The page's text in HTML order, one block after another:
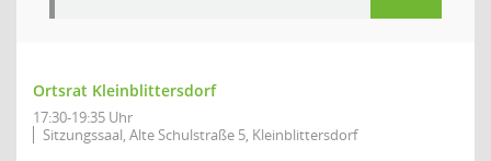
Ortsrat Kleinblittersdorf
17:30-19:35 Uhr
Sitzungssaal, Alte Schulstraße 5, Kleinblittersdorf